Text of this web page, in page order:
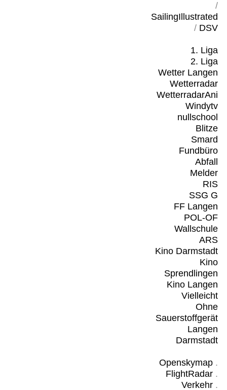
/
SailingIllustrated
/ DSV
1. Liga
2. Liga
Wetter Langen
Wetterradar
WetterradarAni
Windytv
nullschool
Blitze
Smard
Fundbüro
Abfall
Melder
RIS
SSG G
FF Langen
POL-OF
Wallschule
ARS
Kino Darmstadt
Kino
Sprendlingen
Kino Langen
Vielleicht
Ohne
Sauerstoffgerät
Langen
Darmstadt
Openskymap.
FlightRadar.
Verkehr.